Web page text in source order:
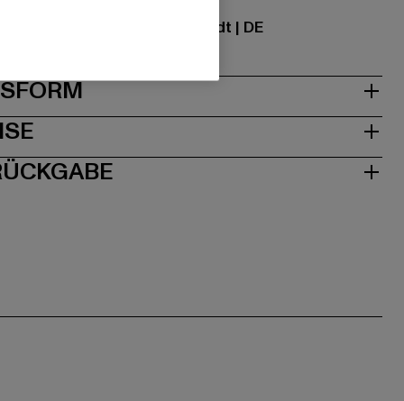
7 | 64372 Ober-Ramstadt | DE
PASSFORM